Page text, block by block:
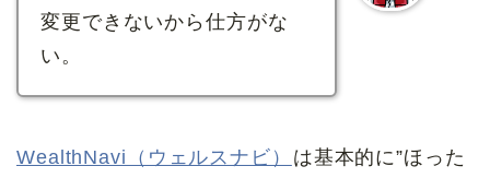
変更できないから仕方がな
い。
WealthNavi（ウェルスナビ）
は基本的に”ほった